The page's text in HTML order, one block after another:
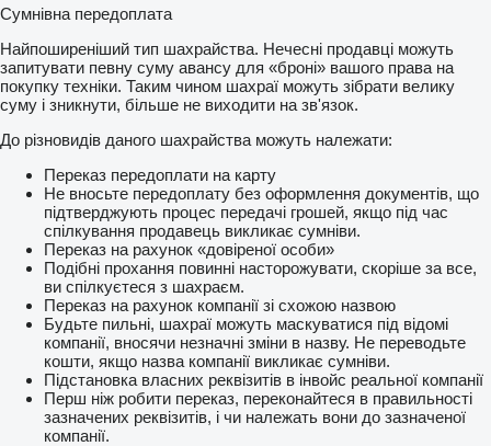
Сумнівна передоплата
Найпоширеніший тип шахрайства. Нечесні продавці можуть
запитувати певну суму авансу для «броні» вашого права на
покупку техніки. Таким чином шахраї можуть зібрати велику
суму і зникнути, більше не виходити на зв'язок.
До різновидів даного шахрайства можуть належати:
Переказ передоплати на карту
Не вносьте передоплату без оформлення документів, що
підтверджують процес передачі грошей, якщо під час
спілкування продавець викликає сумніви.
Переказ на рахунок «довіреної особи»
Подібні прохання повинні насторожувати, скоріше за все,
ви спілкуєтеся з шахраєм.
Переказ на рахунок компанії зі схожою назвою
Будьте пильні, шахраї можуть маскуватися під відомі
компанії, вносячи незначні зміни в назву. Не переводьте
кошти, якщо назва компанії викликає сумніви.
Підстановка власних реквізитів в інвойс реальної компанії
Перш ніж робити переказ, переконайтеся в правильності
зазначених реквізитів, і чи належать вони до зазначеної
компанії.